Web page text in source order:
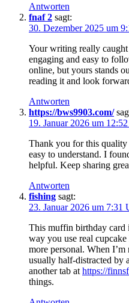
Antworten
fnaf 2 sagt:
30. Dezember 2025 um
Your writing really caught
engaging and easy to
online, but yours stands
reading it and look
Antworten
https://bws9903.com/
19. Januar 2026 um
Thank you for this quality
easy to understand. I
helpful. Keep sharing
Antworten
fishing sagt:
23. Januar 2026 um 7:31
This muffin birthday card
way you use real
more personal. When
usually half-distracted by
another tab at https://
things.